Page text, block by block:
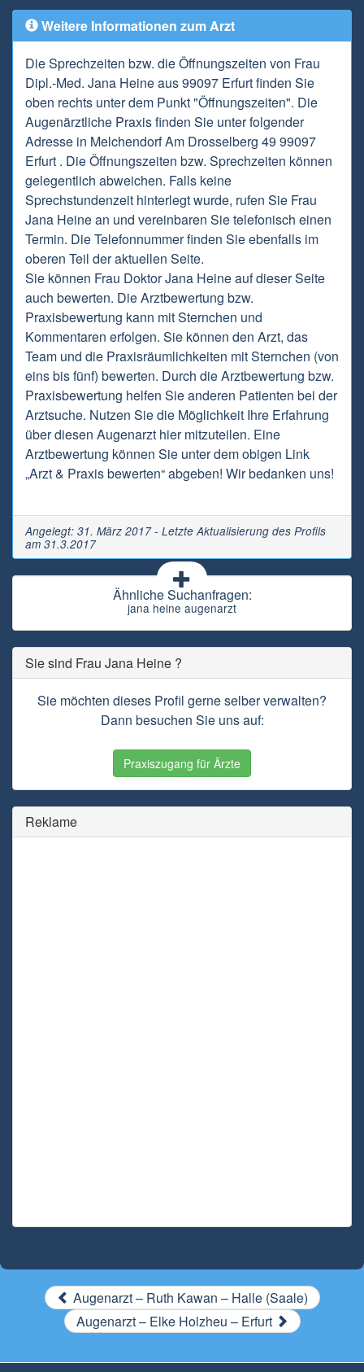
Weitere Informationen zum Arzt
Die Sprechzeiten bzw. die Öffnungszeiten von Frau
Dipl.-Med. Jana Heine aus 99097 Erfurt finden Sie
oben rechts unter dem Punkt "Öffnungszeiten". Die
Augenärztliche Praxis finden Sie unter folgender
Adresse in Melchendorf Am Drosselberg 49 99097
Erfurt . Die Öffnungszeiten bzw. Sprechzeiten können
gelegentlich abweichen. Falls keine
Sprechstundenzeit hinterlegt wurde, rufen Sie Frau
Jana Heine an und vereinbaren Sie telefonisch einen
Termin. Die Telefonnummer finden Sie ebenfalls im
oberen Teil der aktuellen Seite.
Sie können Frau Doktor Jana Heine auf dieser Seite
auch bewerten. Die Arztbewertung bzw.
Praxisbewertung kann mit Sternchen und
Kommentaren erfolgen. Sie können den Arzt, das
Team und die Praxisräumlichkeiten mit Sternchen (von
eins bis fünf) bewerten. Durch die Arztbewertung bzw.
Praxisbewertung helfen Sie anderen Patienten bei der
Arztsuche. Nutzen Sie die Möglichkeit Ihre Erfahrung
über diesen Augenarzt hier mitzuteilen. Eine
Arztbewertung können Sie unter dem obigen Link
„Arzt & Praxis bewerten“ abgeben! Wir bedanken uns!
Angelegt: 31. März 2017 - Letzte Aktualisierung des Profils
am 31.3.2017
Ähnliche Suchanfragen:
jana heine augenarzt
Sie sind Frau Jana Heine ?
Sie möchten dieses Profil gerne selber verwalten?
Dann besuchen Sie uns auf:
Praxiszugang für Ärzte
Reklame
Augenarzt – Ruth Kawan – Halle (Saale)
Augenarzt – Elke Holzheu – Erfurt